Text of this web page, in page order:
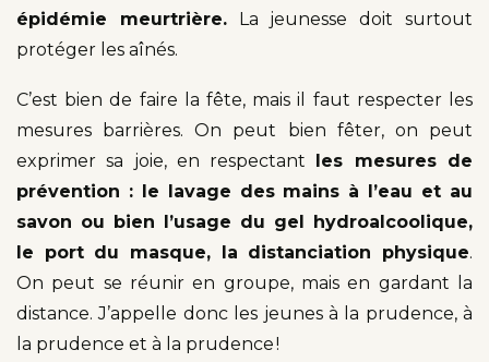
épidémie meurtrière.La jeunesse doit surtout
protéger les aînés.
C’est bien de faire la fête, mais il faut respecter les
mesures barrières. On peut bien fêter, on peut
exprimer sa joie, en respectant les mesures de
prévention : le lavage des mains à l’eau et au
savon ou bien l’usage du gel hydroalcoolique,
le port du masque, la distanciation physique.
On peut se réunir en groupe, mais en gardant la
distance. J’appelle donc les jeunes à la prudence, à
la prudence et à la prudence !